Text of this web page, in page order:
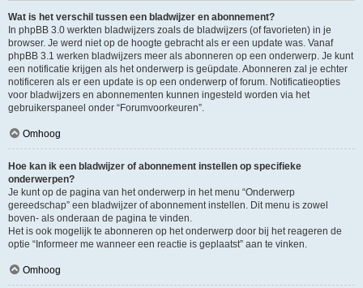
Wat is het verschil tussen een bladwijzer en abonnement?
In phpBB 3.0 werkten bladwijzers zoals de bladwijzers (of favorieten) in je
browser. Je werd niet op de hoogte gebracht als er een update was. Vanaf
phpBB 3.1 werken bladwijzers meer als abonneren op een onderwerp. Je kunt
een notificatie krijgen als het onderwerp is geüpdate. Abonneren zal je echter
notificeren als er een update is op een onderwerp of forum. Notificatieopties
voor bladwijzers en abonnementen kunnen ingesteld worden via het
gebruikerspaneel onder “Forumvoorkeuren”.
Omhoog
Hoe kan ik een bladwijzer of abonnement instellen op specifieke
onderwerpen?
Je kunt op de pagina van het onderwerp in het menu “Onderwerp
gereedschap” een bladwijzer of abonnement instellen. Dit menu is zowel
boven- als onderaan de pagina te vinden.
Het is ook mogelijk te abonneren op het onderwerp door bij het reageren de
optie “Informeer me wanneer een reactie is geplaatst” aan te vinken.
Omhoog